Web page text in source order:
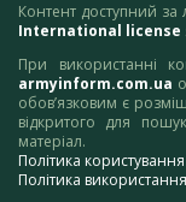
Контент доступний за
International license
При використанні
armyinform.com.ua
обов’язковим є
відкритого для
матеріал.
Політика
Політика